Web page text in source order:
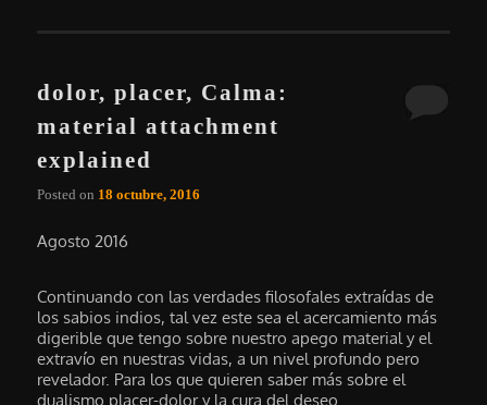
dolor, placer, Calma:
material attachment
explained
Posted on 18 octubre, 2016
Agosto 2016
Continuando con las verdades filosofales extraídas de
los sabios indios, tal vez este sea el acercamiento más
digerible que tengo sobre nuestro apego material y el
extravío en nuestras vidas, a un nivel profundo pero
revelador. Para los que quieren saber más sobre el
dualismo placer-dolor y la cura del deseo.